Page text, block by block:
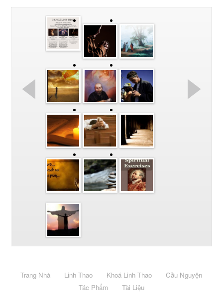
Trang Nhà Linh Thao Khoá Linh Thao
Cầu Nguyện
Tác Phẩm
Tài Liệu